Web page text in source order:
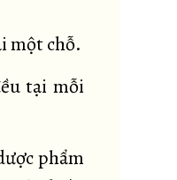
một chỗ.
tại mỗi
phẩm